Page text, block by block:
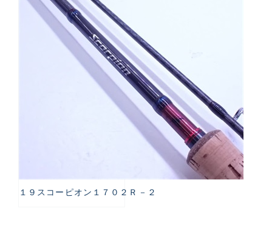
１９スコーピオン１７０２Ｒ－２